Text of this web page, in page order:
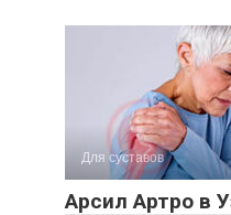
Для суставов
Арсил Артро в